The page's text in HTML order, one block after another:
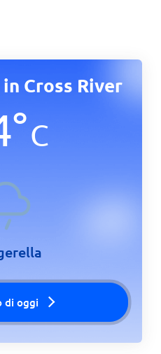
Cross River
°C
di oggi